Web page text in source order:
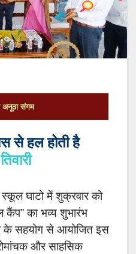
अनूठा संगम
से हल होती है
स्कूल घाटो में शुक्रवार को
कैंप” का भव्य शुभारंभ
के सहयोग से आयोजित इस
और साहसिक